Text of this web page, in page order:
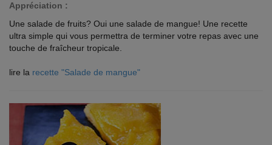
Appréciation :
Une salade de fruits? Oui une salade de mangue! Une recette
ultra simple qui vous permettra de terminer votre repas avec une
touche de fraîcheur tropicale.
lire la recette "Salade de mangue"